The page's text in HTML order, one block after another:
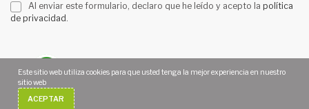
Al enviar este formulario, declaro que he leído y acepto la política
de privacidad .
Copyright 2026 © MOARÉ MANUALIDADES. Todos los derechos
reservados. | Diseño web
¿Necesitas Ayuda?
Este sitio web utiliza cookies para que usted tenga la mejor experiencia en nuestro
sitio web
ACEPTAR